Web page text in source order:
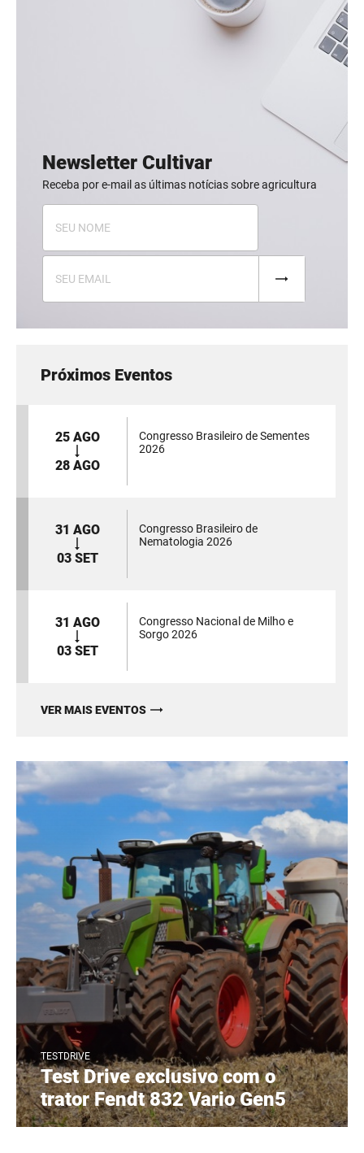
Newsletter Cultivar
Receba por e-mail as últimas notícias sobre agricultura
Próximos Eventos
25 AGO
28 AGO
Congresso Brasileiro de Sementes
2026
31 AGO
03 SET
Congresso Brasileiro de
Nematologia 2026
31 AGO
03 SET
Congresso Nacional de Milho e
Sorgo 2026
VER MAIS EVENTOS
TESTDRIVE
Test Drive exclusivo com o
trator Fendt 832 Vario Gen5